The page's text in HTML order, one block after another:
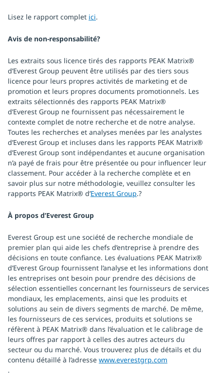
Lisez le rapport complet ici.
Avis de non-responsabilité?
Les extraits sous licence tirés des rapports PEAK Matrix®
d’Everest Group peuvent être utilisés par des tiers sous
licence pour leurs propres activités de marketing et de
promotion et leurs propres documents promotionnels. Les
extraits sélectionnés des rapports PEAK Matrix®
d’Everest Group ne fournissent pas nécessairement le
contexte complet de notre recherche et de notre analyse.
Toutes les recherches et analyses menées par les analystes
d’Everest Group et incluses dans les rapports PEAK Matrix®
d’Everest Group sont indépendantes et aucune organisation
n’a payé de frais pour être présentée ou pour influencer leur
classement. Pour accéder à la recherche complète et en
savoir plus sur notre méthodologie, veuillez consulter les
rapports PEAK Matrix® d’Everest Group.?
À propos d’Everest Group
Everest Group est une société de recherche mondiale de
premier plan qui aide les chefs d’entreprise à prendre des
décisions en toute confiance. Les évaluations PEAK Matrix®
d’Everest Group fournissent l’analyse et les informations dont
les entreprises ont besoin pour prendre des décisions de
sélection essentielles concernant les fournisseurs de services
mondiaux, les emplacements, ainsi que les produits et
solutions au sein de divers segments de marché. De même,
les fournisseurs de ces services, produits et solutions se
réfèrent à PEAK Matrix® dans l’évaluation et le calibrage de
leurs offres par rapport à celles des autres acteurs du
secteur ou du marché. Vous trouverez plus de détails et du
contenu détaillé à l’adresse www.everestgrp.com
.